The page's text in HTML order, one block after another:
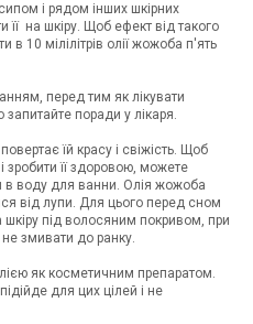
і рядом інших шкірних
її на шкіру. Щоб ефект від такого
10 мілілітрів олії жожоба п'ять
перед тим як лікувати
поради у лікаря.
їй красу і свіжість. Щоб
зробити її здоровою, можете
в воду для ванни. Олія жожоба
від лупи. Для цього перед сном
шкіру під волосяним покривом, при
змивати до ранку.
як косметичним препаратом.
для цих цілей і не